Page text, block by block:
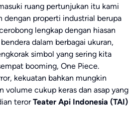
ruang pertunjukan itu kami
dengan properti industrial berupa
lengkap dengan hiasan
dalam berbagai ukuran,
simbol yang sering kita
booming, One Piece.
kekuatan bahkan mungkin
volume cukup keras dan asap yang
terorTeater Api Indonesia (TAI)